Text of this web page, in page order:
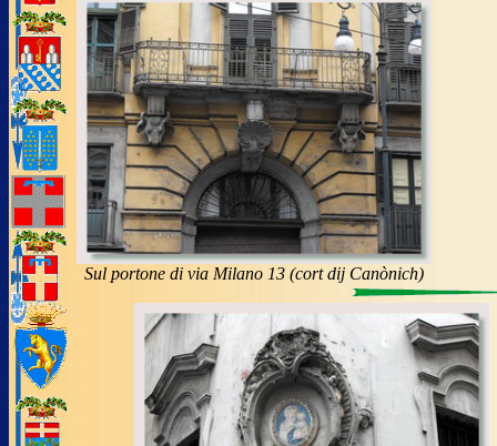
Sul portone di via Milano 13 (cort dij Canònich)